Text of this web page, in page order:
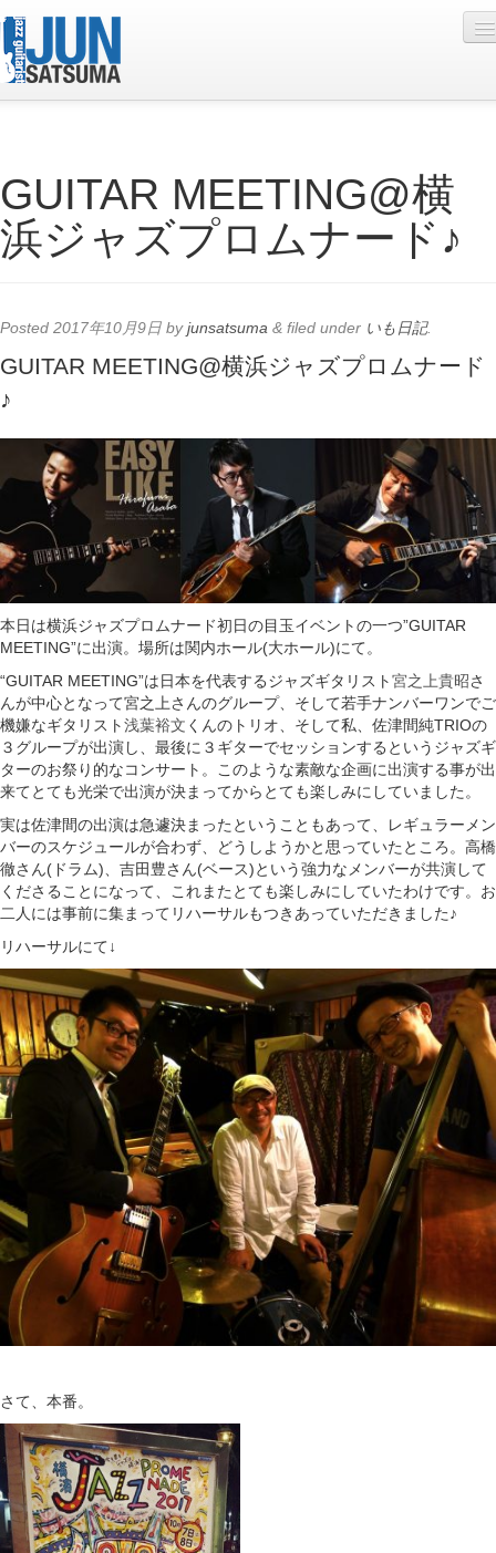
Live Schedule
Discography
Contact
YouTube
Online Lesson
GUITAR MEETING@横
浜ジャズプロムナード♪
Posted 2017年10月9日 byjunsatsuma & filed under いも日記.
GUITAR MEETING@横浜ジャズプロムナード
♪
本日は横浜ジャズプロムナード初日の目玉イベントの一つ”GUITAR
MEETING”に出演。場所は関内ホール(大ホール)にて。
“GUITAR MEETING”は日本を代表するジャズギタリスト宮之上貴昭さ
んが中心となって宮之上さんのグループ、そして若手ナンバーワンでご
機嫌なギタリスト浅葉裕文 くんのトリオ、そして私、佐津間純TRIOの
３グループが出演し、最後に３ギターでセッションするというジャズギ
ターのお祭り的なコンサート。このような素敵な企画に出演する事が出
来てとても光栄で出演が決まってからとても楽しみにしていました。
実は佐津間の出演は急遽決まったということもあって、レギュラーメン
バーのスケジュールが合わず、どうしようかと思っていたところ。高橋
徹さん(ドラム)、吉田豊さん(ベース)という強力なメンバーが共演して
くださることになって、これまたとても楽しみにしていたわけです。お
二人には事前に集まってリハーサルもつきあっていただきました♪
リハーサルにて↓
さて、本番。